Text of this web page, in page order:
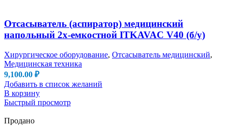
Отсасыватель (аспиратор) медицинский
напольный 2х-емкостной ITKAVAC V40 (б/у)
Хирургическое оборудование, Отсасыватель медицинский,
Медицинская техника
9,100.00 ₽
Добавить в список желаний
В корзину
Быстрый просмотр
Продано